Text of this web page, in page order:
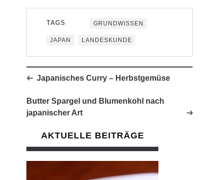
TAGS GRUNDWISSEN
JAPAN LANDESKUNDE
Japanisches Curry – Herbstgemüse
Butter Spargel und Blumenkohl nach
japanischer Art
AKTUELLE BEITRÄGE